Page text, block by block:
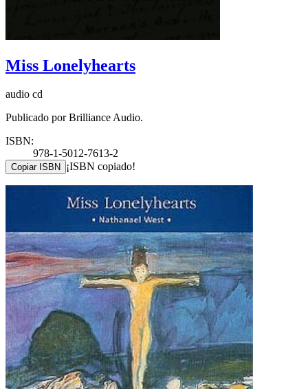
Miss Lonelyhearts
audio cd
Publicado por Brilliance Audio.
ISBN:
978-1-5012-7613-2
Copiar ISBN ¡ISBN copiado!